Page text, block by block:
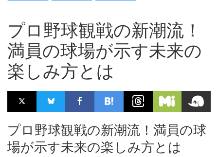
プロ野球観戦の新潮流！
満員の球場が示す未来の
楽しみ方とは
プロ野球観戦の新潮流！満員の球
場が示す未来の楽しみ方とは